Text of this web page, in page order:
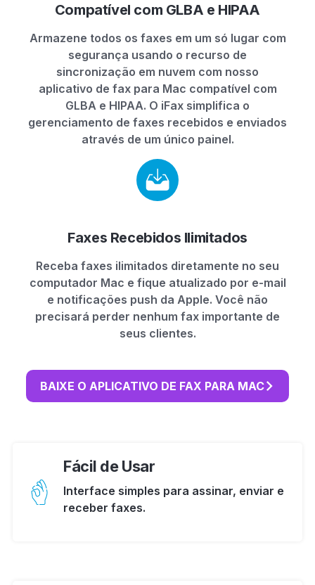
Compatível com GLBA e HIPAA
Armazene todos os faxes em um só lugar com
segurança usando o recurso de
sincronização em nuvem com nosso
aplicativo de fax para Mac compatível com
GLBA e HIPAA. O iFax simplifica o
gerenciamento de faxes recebidos e enviados
através de um único painel.
Faxes Recebidos Ilimitados
Receba faxes ilimitados diretamente no seu
computador Mac e fique atualizado por e-mail
e notificações push da Apple. Você não
precisará perder nenhum fax importante de
seus clientes.
BAIXE O APLICATIVO DE FAX PARA MAC
Fácil de Usar
Interface simples para assinar, enviar e
receber faxes.